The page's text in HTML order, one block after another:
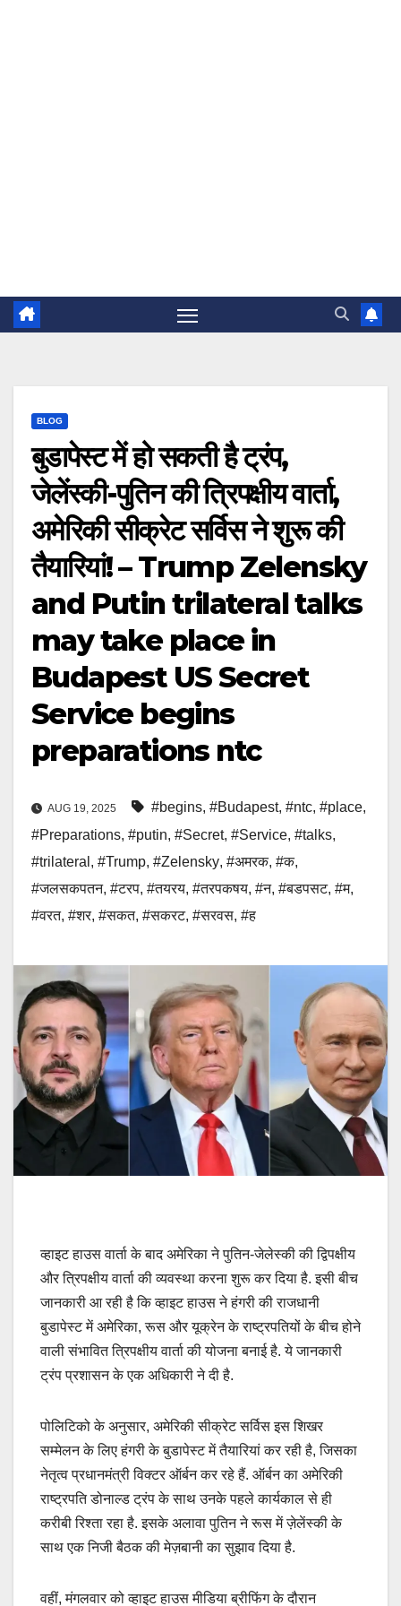
BLOG
बुडापेस्ट में हो सकती है ट्रंप,
जेलेंस्की-पुतिन की त्रिपक्षीय वार्ता,
अमेरिकी सीक्रेट सर्विस ने शुरू की
तैयारियां! – Trump Zelensky
and Putin trilateral talks
may take place in
Budapest US Secret
Service begins
preparations ntc
AUG 19, 2025 #begins, #Budapest, #ntc, #place,
#Preparations, #putin, #Secret, #Service, #talks,
#trilateral , #Trump, #Zelensky, #अमरक, #क,
#जलसकपतन, #टरप, #तयरय, #तरपकषय, #न, #बडपसट, #म,
#वरत, #शर, #सकत, #सकरट, #सरवस, #ह
व्हाइट हाउस वार्ता के बाद अमेरिका ने पुतिन-जेलेस्की की द्विपक्षीय
और त्रिपक्षीय वार्ता की व्यवस्था करना शुरू कर दिया है. इसी बीच
जानकारी आ रही है कि व्हाइट हाउस ने हंगरी की राजधानी
बुडापेस्ट में अमेरिका, रूस और यूक्रेन के राष्ट्रपतियों के बीच होने
वाली संभावित त्रिपक्षीय वार्ता की योजना बनाई है. ये जानकारी
ट्रंप प्रशासन के एक अधिकारी ने दी है.
पोलिटिको के अनुसार, अमेरिकी सीक्रेट सर्विस इस शिखर
सम्मेलन के लिए हंगरी के बुडापेस्ट में तैयारियां कर रही है, जिसका
नेतृत्व प्रधानमंत्री विक्टर ऑर्बन कर रहे हैं. ऑर्बन का अमेरिकी
राष्ट्रपति डोनाल्ड ट्रंप के साथ उनके पहले कार्यकाल से ही
करीबी रिश्ता रहा है. इसके अलावा पुतिन ने रूस में ज़ेलेंस्की के
साथ एक निजी बैठक की मेज़बानी का सुझाव दिया है.
वहीं, मंगलवार को व्हाइट हाउस मीडिया ब्रीफिंग के दौरान